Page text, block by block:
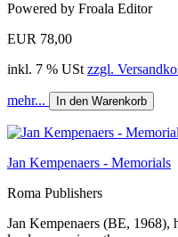
Powered by Froala Editor
EUR 78,00
inkl. 7 % USt zzgl.
mehr... In den Warenkorb
Jan Kempenaers - Memorials
Roma Publishers
Jan Kempenaers (BE, 1968),